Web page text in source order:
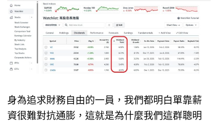
身為追求財務自由的一員，我們都明白單靠薪
資很難對抗通膨，這就是為什麼我們這群聰明